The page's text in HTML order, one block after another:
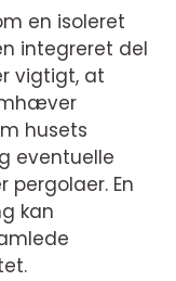
en isoleret
integreret del
vigtigt, at
husets
eventuelle
pergolaer. En
kan